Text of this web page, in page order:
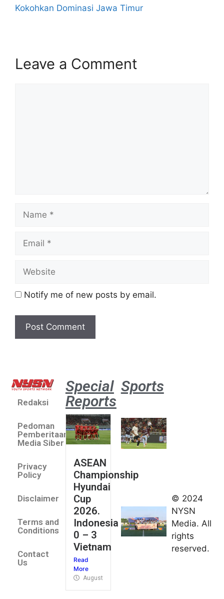
Kokohkan Dominasi Jawa Timur
Leave a Comment
Notify me of new posts by email.
Redaksi
Pedoman
Pemberitaan
Media Siber
Privacy
Policy
Disclaimer
Terms and
Conditions
Contact
Us
Special
Reports
ASEAN
Championship
Hyundai
Cup
2026.
Indonesia
0 – 3
Vietnam
Read
More
August 4, 2026
Sports
umum
Kejurnas
Panahan
Junior di
Kudus
© 2024
NYSN
Media. All
rights
reserved.